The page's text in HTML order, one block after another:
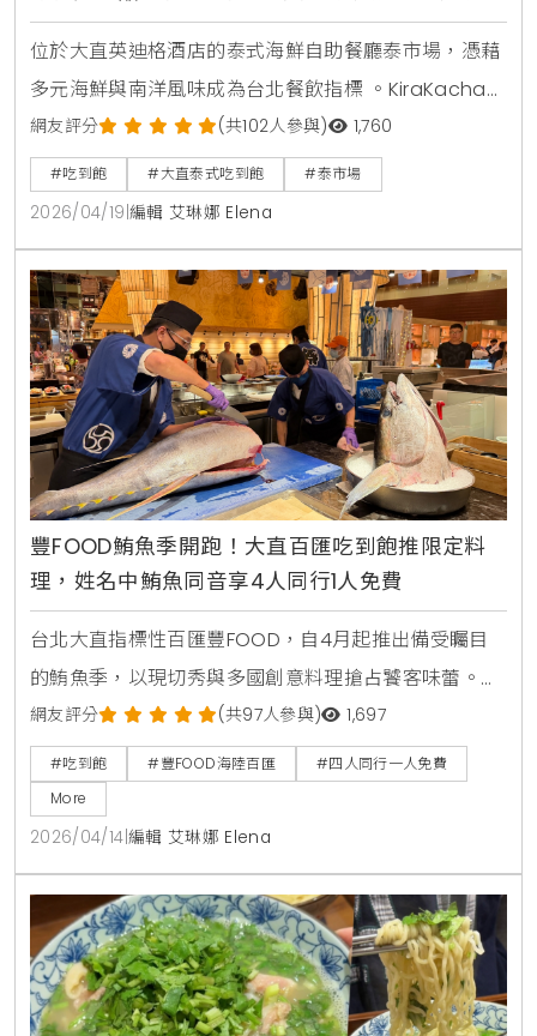
位於大直英迪格酒店的泰式海鮮自助餐廳泰市場，憑藉
多元海鮮與南洋風味成為台北餐飲指標 。KiraKacha去
啦！創辦人梁翔渝表示，泰式餐飲的關鍵在於香料層次
的還原度，泰市場此次將泰國夜市脆皮燒肉與船麵等具
視覺效果的料理帶入餐檯，不僅強化了食客的互動體
驗，更精準捕捉到台灣消費者對曼谷街頭美食的情感連
結與味覺渴望 。
網友評分 (共102人參與) 1,760
#吃到飽 #大直泰式吃到飽 #泰市場
2026/04/19 編輯 艾琳娜 Elena
豐FOOD鮪魚季開跑！大直百匯吃到飽推限定料
理，姓名中鮪魚同音享4人同行1人免費
台北大直指標性百匯豐FOOD，自4月起推出備受矚目
的鮪魚季，以現切秀與多國創意料理搶占饕客味蕾。
KiraKacha去啦！創辦人梁翔渝表示，隨著餐飲市場分
眾化，主題性的季節料理結合視覺互動體驗，已成為消
費者選擇百匯的關鍵考量，這不僅提升了餐飲的趣味
性，更能透過專業技藝展示，確立品牌在海味料理上的
職人權威。
網友評分 (共97人參與) 1,697
#吃到飽 #豐FOOD海陸百匯
#四人同行一人免費
More
2026/04/14 編輯 艾琳娜 Elena